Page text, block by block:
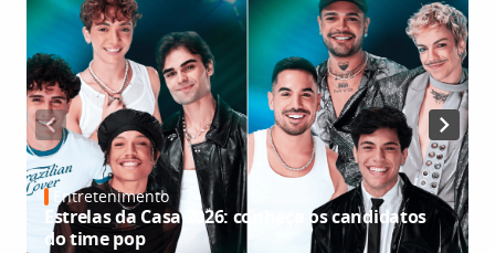
Entretenimento
Estrelas da Casa 2026: conheça os candidatos
do time pop